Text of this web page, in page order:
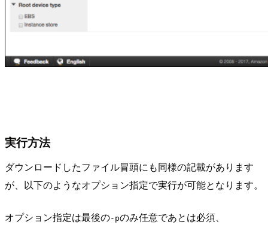
実行方法
ダウンロードしたファイル冒頭にも同様の記載があります
が、以下のようなオプション指定で実行が可能となります。
オプション指定は最後の-pのみ任意であとは必須、